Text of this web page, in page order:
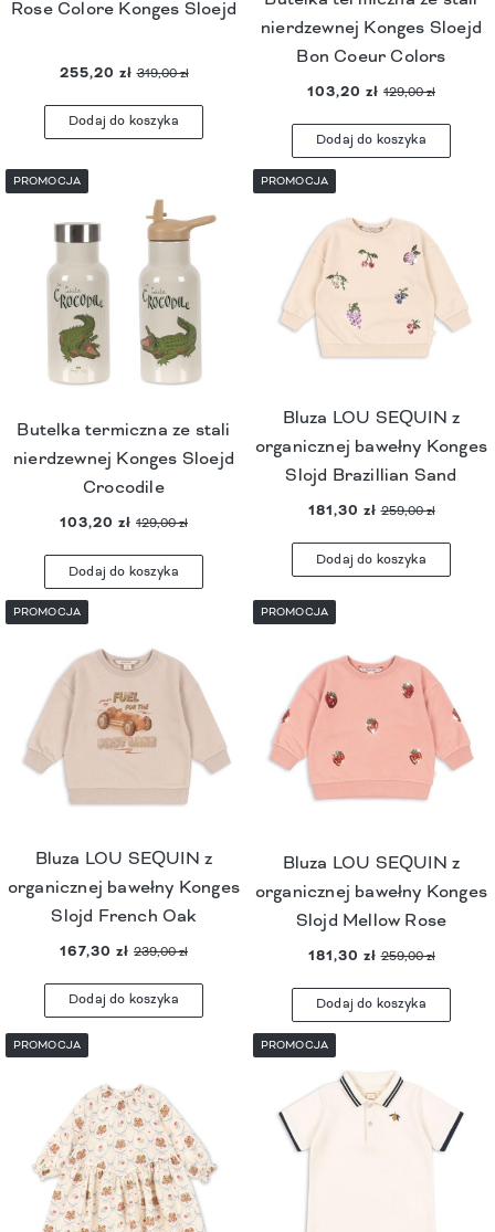
Rose Colore Konges Sloejd
255,20 zł 319,00 zł
Dodaj do koszyka
nierdzewnej Konges Sloejd
Bon Coeur Colors
103,20 zł 129,00 zł
Dodaj do koszyka
Butelka termiczna ze stali
nierdzewnej Konges Sloejd
Crocodile
103,20 zł 129,00 zł
Dodaj do koszyka
PROMOCJA
Bluza LOU SEQUIN z
organicznej bawełny Konges
Slojd Brazillian Sand
181,30 zł 259,00 zł
Dodaj do koszyka
PROMOCJA
Bluza LOU SEQUIN z
organicznej bawełny Konges
Slojd French Oak
167,30 zł 239,00 zł
Dodaj do koszyka
PROMOCJA
Bluza LOU SEQUIN z
organicznej bawełny Konges
Slojd Mellow Rose
181,30 zł 259,00 zł
Dodaj do koszyka
PROMOCJA
PROMOCJA PROMOCJA